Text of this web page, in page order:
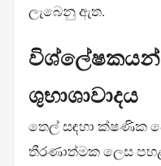
ලැබෙනු ඇත.
විශ්ලේෂකයන්
ශුභාශාවාදය
තෙල් සඳහා ක්ෂණික
තීරණාත්මක ලෙස